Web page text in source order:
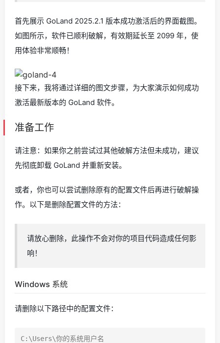
首先展示 GoLand 2025.2.1 版本成功激活后的界面截图。
如图所示，软件已顺利破解，有效期延长至 2099 年，使
用体验非常顺畅！
接下来，我将通过详细的图文步骤，为大家演示如何成功
激活最新版本的 GoLand 软件。
准备工作
请注意：如果你之前尝试过其他破解方法但未成功，建议
先彻底卸载 GoLand 并重新安装。
或者，你也可以尝试删除原有的配置文件后再进行破解操
作。以下是删除配置文件的方法：
请放心删除，此操作不会对你的项目代码造成任何影
响！
Windows 系统
请删除以下路径中的配置文件：
C:\Users\你的系统用户名